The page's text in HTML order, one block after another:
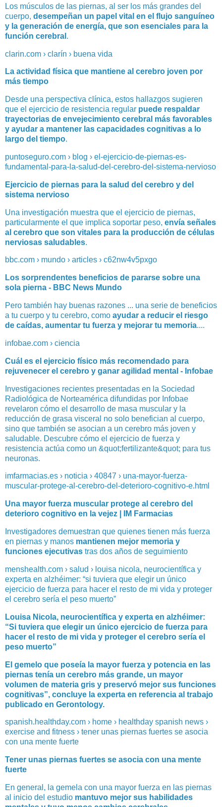
Los músculos de las piernas, al ser los más grandes del
cuerpo, desempeñan un papel vital en el flujo sanguíneo
y la generación de energía, que son esenciales para la
función cerebral .
clarin.com › clarín › buena vida
La actividad física que mantiene al cerebro joven por
más tiempo
Desde una perspectiva clínica, estos hallazgos sugieren
que el ejercicio de resistencia regular puede respaldar
trayectorias de envejecimiento cerebral más favorables
y ayudar a mantener las capacidades cognitivas a lo
largo del tiempo.
puntoseguro.com › blog › el-ejercicio-de-piernas-es-
fundamental-para-la-salud-del-cerebro-del-sistema-nervioso
Ejercicio de piernas para la salud del cerebro y del
sistema nervioso
Una investigación muestra que el ejercicio de piernas,
particularmente el que implica soportar peso, envía señales
al cerebro que son vitales para la producción de células
nerviosas saludables.
bbc.com › mundo › articles › c62nw4v5pxgo
Los sorprendentes beneficios de pararse sobre una
sola pierna - BBC News Mundo
Pero también hay buenas razones ... una serie de beneficios
a tu cuerpo y tu cerebro, como ayudar a reducir el riesgo
de caídas, aumentar tu fuerza y mejorar tu memoria....
infobae.com › ciencia
Cuál es el ejercicio físico más recomendado para
rejuvenecer el cerebro y ganar agilidad mental - Infobae
Investigaciones recientes presentadas en la Sociedad
Radiológica de Norteamérica difundidas por Infobae
revelaron cómo el desarrollo de masa muscular y la
reducción de grasa visceral no solo benefician al cuerpo,
sino que también se asocian a un cerebro más joven y
saludable. Descubre cómo el ejercicio de fuerza y
resistencia actúa como un &quot;fertilizante&quot; para tus
neuronas.
imfarmacias.es › noticia › 40847 › una-mayor-fuerza-
muscular-protege-al-cerebro-del-deterioro-cognitivo-e.html
Una mayor fuerza muscular protege al cerebro del
deterioro cognitivo en la vejez | IM Farmacias
Investigadores demuestran que quienes tienen más fuerza
en piernas y manos mantienen mejor memoria y
funciones ejecutivas tras dos años de seguimiento
menshealth.com › salud › louisa nicola, neurocientífica y
experta en alzhéimer: “si tuviera que elegir un único
ejercicio de fuerza para hacer el resto de mi vida y proteger
el cerebro sería el peso muerto”
Louisa Nicola, neurocientífica y experta en alzhéimer:
“Si tuviera que elegir un único ejercicio de fuerza para
hacer el resto de mi vida y proteger el cerebro sería el
peso muerto”
El gemelo que poseía la mayor fuerza y potencia en las
piernas tenía un cerebro más grande, un mayor
volumen de materia gris y preservó mejor sus funciones
cognitivas”, concluye la experta en referencia al trabajo
publicado en Gerontology.
spanish.healthday.com › home › healthday spanish news ›
exercise and fitness › tener unas piernas fuertes se asocia
con una mente fuerte
Tener unas piernas fuertes se asocia con una mente
fuerte
En general, la gemela con una mayor fuerza en las piernas
al inicio del estudio mantuvo mejor sus habilidades